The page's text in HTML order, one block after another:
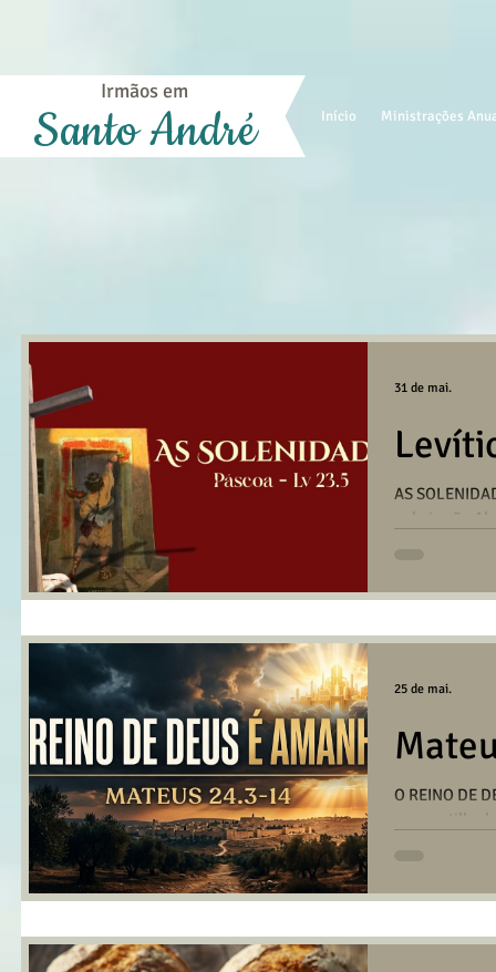
Início Ministrações
Irmãos em
Santo André
AS
pelo irmão
31 de mai.
O REINO DE
25 de mai.